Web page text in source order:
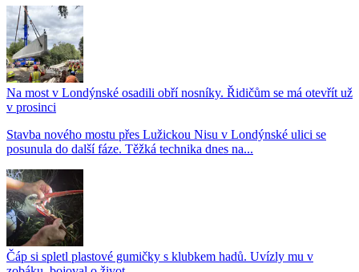
Na most v Londýnské osadili obří nosníky. Řidičům se má otevřít už
v prosinci
Stavba nového mostu přes Lužickou Nisu v Londýnské ulici se
posunula do další fáze. Těžká technika dnes na...
Čáp si spletl plastové gumičky s klubkem hadů. Uvízly mu v